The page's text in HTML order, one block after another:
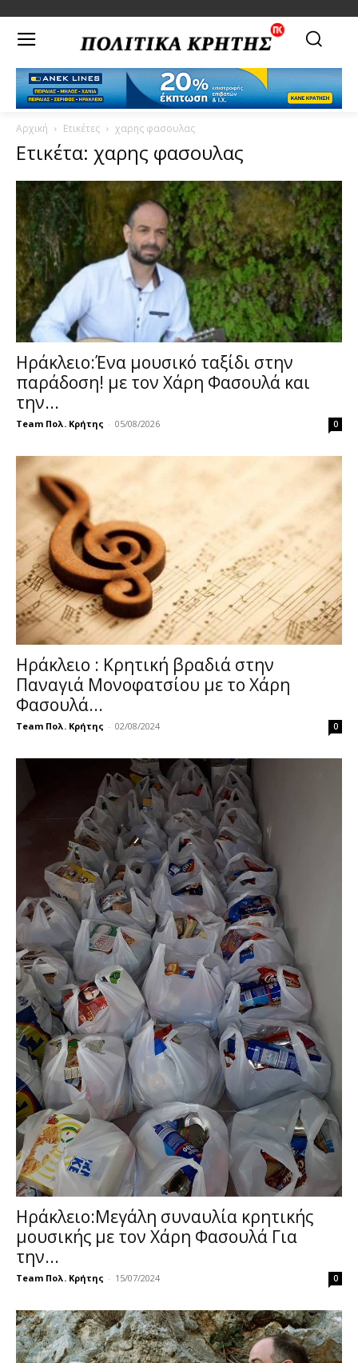
Αρχική Ετικέτες χαρης φασουλας
Ετικέτα: χαρης φασουλας
Ηράκλειο:Ένα μουσικό ταξίδι στην
παράδοση! με τον Χάρη Φασουλά και
την...
Team Πολ. Κρήτης - 05/08/2026 0
Ηράκλειο : Κρητική βραδιά στην
Παναγιά Μονοφατσίου με το Χάρη
Φασουλά...
Team Πολ. Κρήτης - 02/08/2024 0
Hράκλειο:Μεγάλη συναυλία κρητικής
μουσικής με τον Χάρη Φασουλά Για
την...
Team Πολ. Κρήτης - 15/07/2024 0